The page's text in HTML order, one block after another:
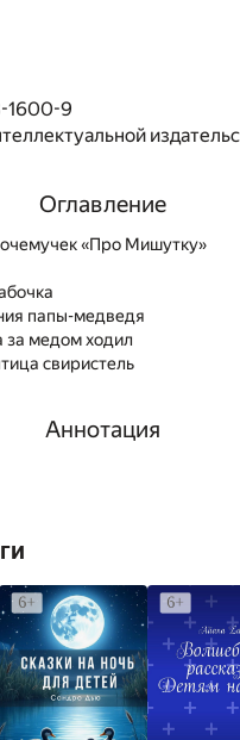
1600-9
Оглавление
«Про Мишутку»
папы-медведя
за медом ходил
свиристель
Аннотация